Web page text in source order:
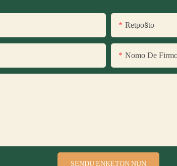
Retpoŝto
Nomo De
SENDU ENKETON NUN